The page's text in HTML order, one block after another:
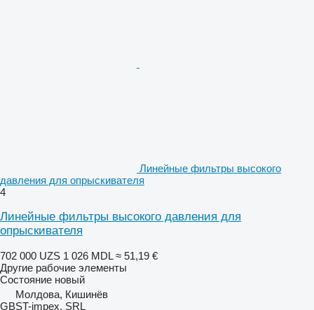
Линейные фильтры высокого
давления для опрыскивателя
4
Линейные фильтры высокого давления для
опрыскивателя
702 000 UZS 1 026 MDL ≈ 51,19 €
Другие рабочие элементы
Состояние новый
Молдова, Кишинёв
GBST-impex, SRL